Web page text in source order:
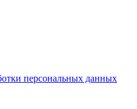
персональных данных